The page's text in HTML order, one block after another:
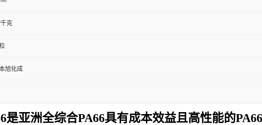
克
旭化成
亚洲全综合PA66具有成本效益且高性能的